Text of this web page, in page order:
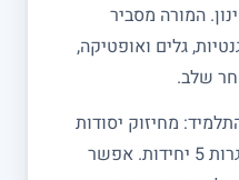
המורה מסביר
גלים ואופטיקה,
שלב.
מחיזוק יסודות
בחטיבה ועד הכנה מלאה לבגרות 5 יחידות. אפשר